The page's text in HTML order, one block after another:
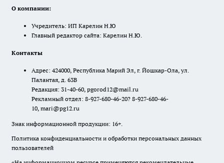
О компании:
Учредитель: ИП Карелин Н.Ю
Главный редактор сайта: Карелин Н.Ю.
Контакты
Адрес: 424000, Республика Марий Эл, г. Йошкар-Ола, ул.
Палантая, д. 63В
Редакция: 31-40-60, pgorod12@mail.ru
Рекламный отдел: 8-927-680-46-20? 8-927-680-46-
10, mari@pg12.ru
Знак информационной продукции: 16+.
Политика конфиденциальности и обработки персональных данных
пользователей